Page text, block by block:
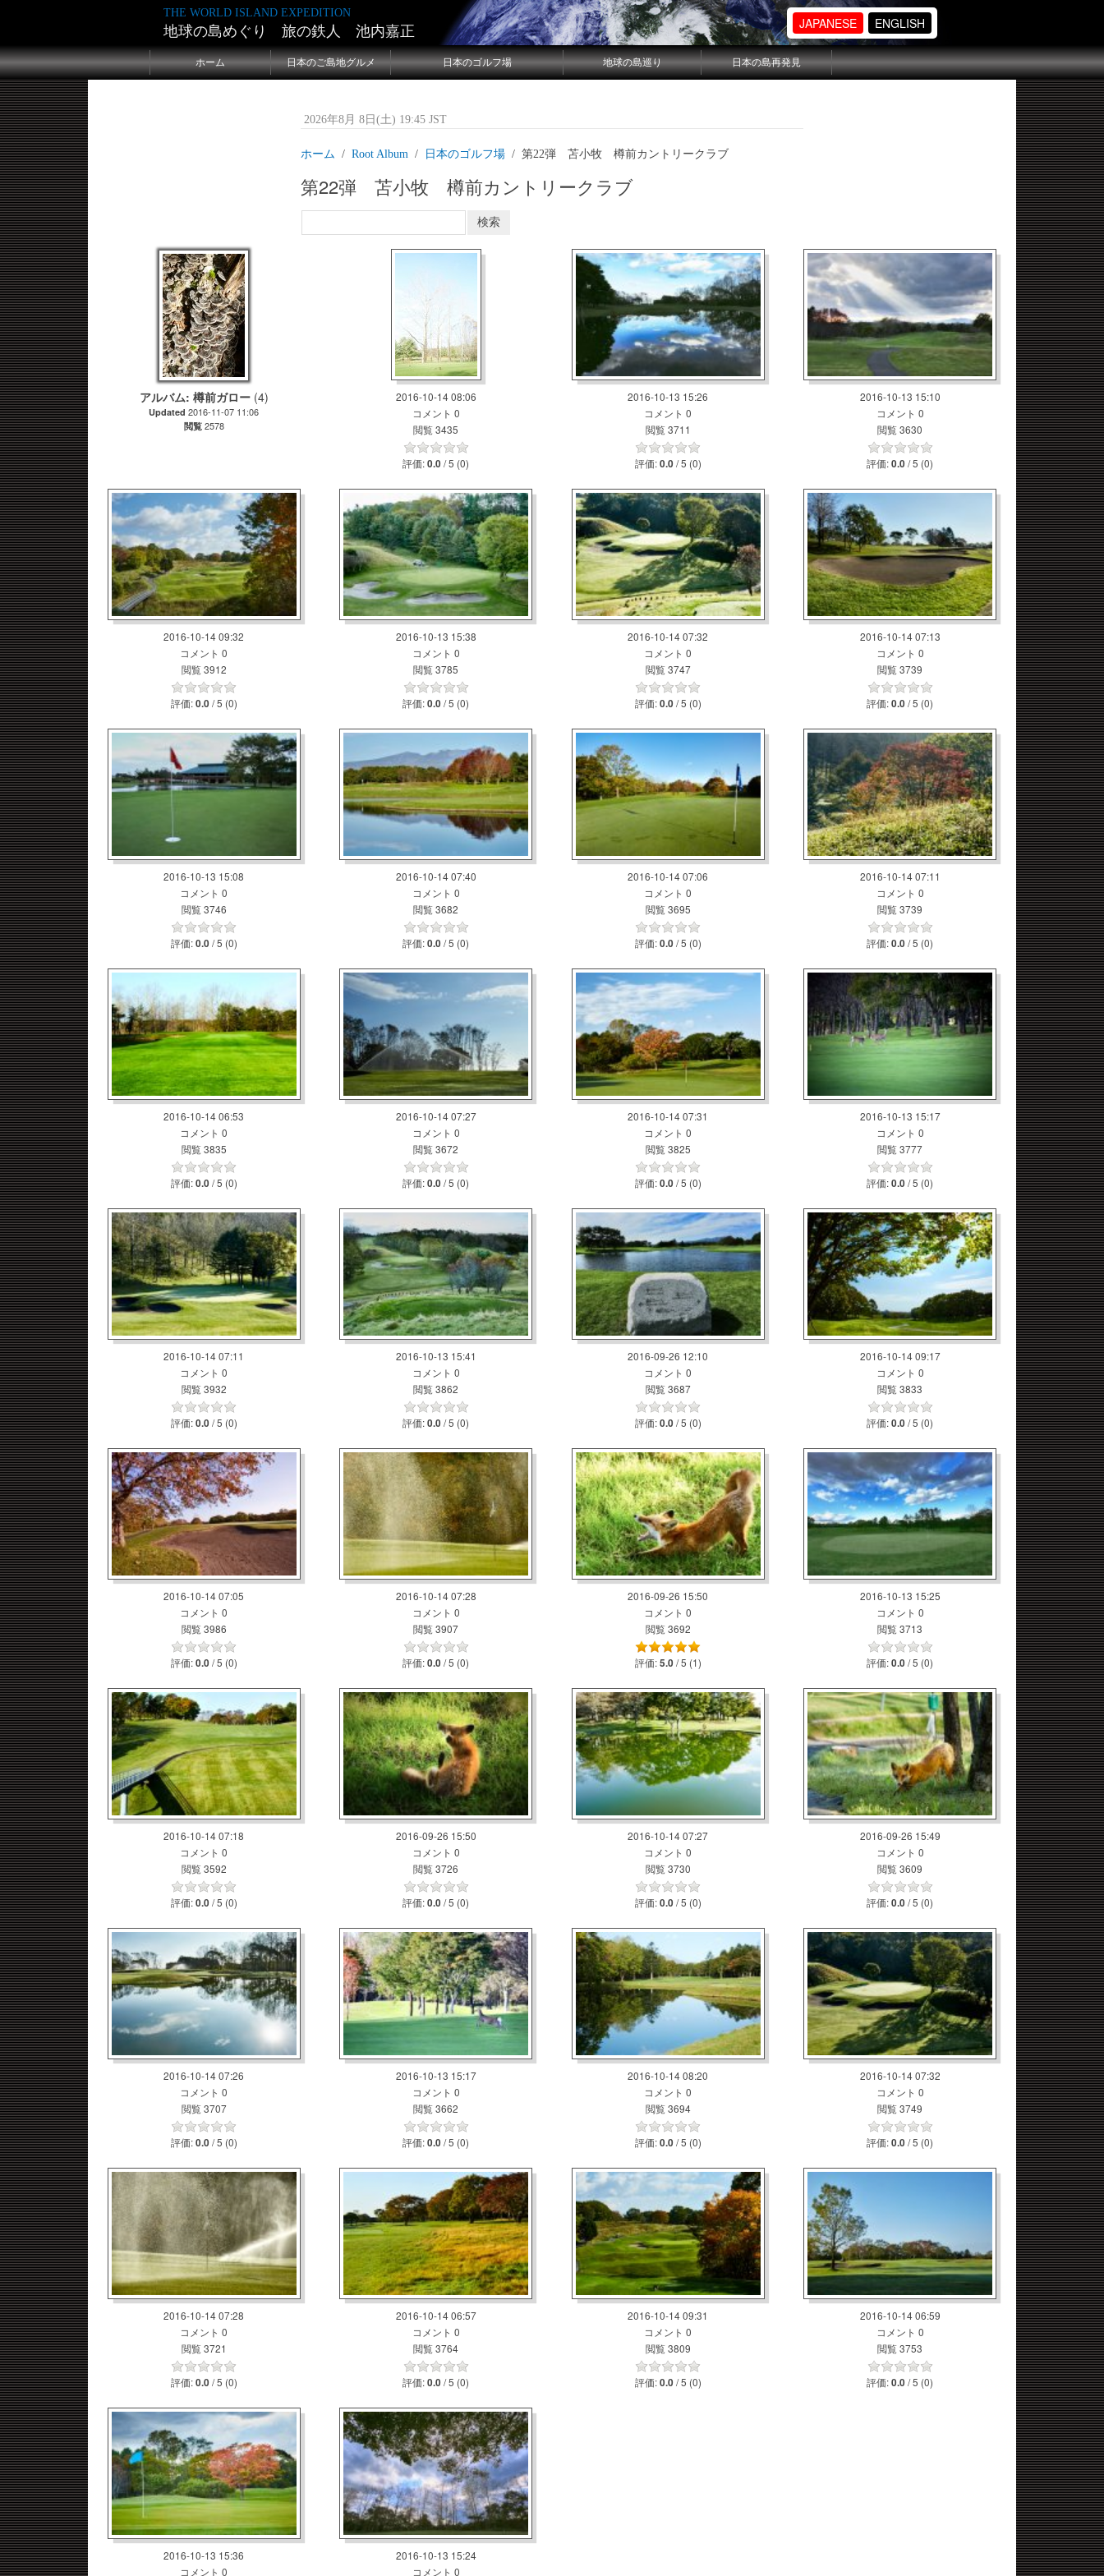
THE WORLD ISLAND EXPEDITION
地球の島めぐり 旅の鉄人 池内嘉正 JAPANESE ENGLISH
ホーム 日本のご島地グルメ 日本のゴルフ場 地球の島巡り 日本の島再発見
2026年8月 8日(土) 19:45 JST
ホーム Root Album 日本のゴルフ場 第22弾 苫小牧 樽前カントリークラブ
第22弾 苫小牧 樽前カントリークラブ
アルバム: 樽前ガロー(4)
Updated2016-11-07 11:06
閲覧2578
2016-10-14 08:06
コメント 0
閲覧 3435
評価:0.0 / 5 (0)
2016-10-13 15:26
コメント 0
閲覧 3711
評価:0.0 / 5 (0)
2016-10-13 15:10
コメント 0
閲覧 3630
評価:0.0 / 5 (0)
2016-10-14 09:32
コメント 0
閲覧 3912
評価:0.0 / 5 (0)
2016-10-13 15:38
コメント 0
閲覧 3785
評価:0.0 / 5 (0)
2016-10-14 07:32
コメント 0
閲覧 3747
評価:0.0 / 5 (0)
2016-10-14 07:13
コメント 0
閲覧 3739
評価:0.0 / 5 (0)
2016-10-13 15:08
コメント 0
閲覧 3746
評価:0.0 / 5 (0)
2016-10-14 07:40
コメント 0
閲覧 3682
評価:0.0 / 5 (0)
2016-10-14 07:06
コメント 0
閲覧 3695
評価:0.0 / 5 (0)
2016-10-14 07:11
コメント 0
閲覧 3739
評価:0.0 / 5 (0)
2016-10-14 06:53
コメント 0
閲覧 3835
評価:0.0 / 5 (0)
2016-10-14 07:27
コメント 0
閲覧 3672
評価:0.0 / 5 (0)
2016-10-14 07:31
コメント 0
閲覧 3825
評価:0.0 / 5 (0)
2016-10-13 15:17
コメント 0
閲覧 3777
評価:0.0 / 5 (0)
2016-10-14 07:11
コメント 0
閲覧 3932
評価:0.0 / 5 (0)
2016-10-13 15:41
コメント 0
閲覧 3862
評価:0.0 / 5 (0)
2016-09-26 12:10
コメント 0
閲覧 3687
評価:0.0 / 5 (0)
2016-10-14 09:17
コメント 0
閲覧 3833
評価:0.0 / 5 (0)
2016-10-14 07:05
コメント 0
閲覧 3986
評価:0.0 / 5 (0)
2016-10-14 07:28
コメント 0
閲覧 3907
評価:0.0 / 5 (0)
2016-09-26 15:50
コメント 0
閲覧 3692
評価:5.0 / 5 (1)
2016-10-13 15:25
コメント 0
閲覧 3713
評価:0.0 / 5 (0)
2016-10-14 07:18
コメント 0
閲覧 3592
評価:0.0 / 5 (0)
2016-09-26 15:50
コメント 0
閲覧 3726
評価:0.0 / 5 (0)
2016-10-14 07:27
コメント 0
閲覧 3730
評価:0.0 / 5 (0)
2016-09-26 15:49
コメント 0
閲覧 3609
評価:0.0 / 5 (0)
2016-10-14 07:26
コメント 0
閲覧 3707
評価:0.0 / 5 (0)
2016-10-13 15:17
コメント 0
閲覧 3662
評価:0.0 / 5 (0)
2016-10-14 08:20
コメント 0
閲覧 3694
評価:0.0 / 5 (0)
2016-10-14 07:32
コメント 0
閲覧 3749
評価:0.0 / 5 (0)
2016-10-14 07:28
コメント 0
閲覧 3721
評価:0.0 / 5 (0)
2016-10-14 06:57
コメント 0
閲覧 3764
評価:0.0 / 5 (0)
2016-10-14 09:31
コメント 0
閲覧 3809
評価:0.0 / 5 (0)
2016-10-14 06:59
コメント 0
閲覧 3753
評価:0.0 / 5 (0)
2016-10-13 15:36
コメント 0
2016-10-13 15:24
コメント 0